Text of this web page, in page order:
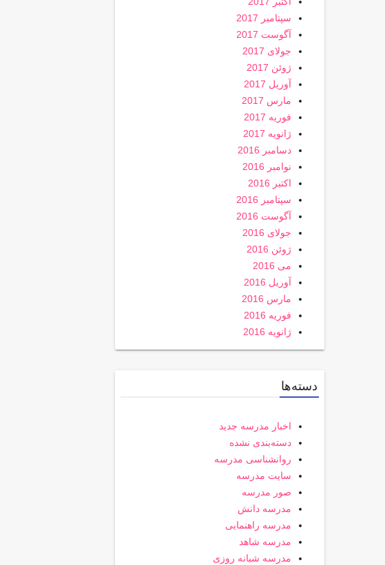
سپتامبر 2017
آگوست 2017
جولای 2017
ژوئن 2017
آوریل 2017
مارس 2017
فوریه 2017
ژانویه 2017
دسامبر 2016
نوامبر 2016
اکتبر 2016
سپتامبر 2016
آگوست 2016
جولای 2016
ژوئن 2016
می 2016
آوریل 2016
مارس 2016
فوریه 2016
ژانویه 2016
دسته‌ها
اخبار مدرسه جدید
دسته‌بندی نشده
روانشناسی مدرسه
سایت مدرسه
صور مدرسه
مدرسه دانش
مدرسه راهنمایی
مدرسه شاهد
مدرسه شبانه روزی